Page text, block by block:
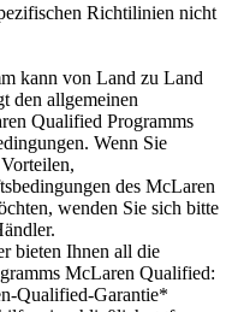
Richtilinien nicht
kann von Land zu Land
den allgemeinen
Qualified Programms
Wenn Sie
des McLaren
wenden Sie sich bitte
bieten Ihnen all die
McLaren Qualified:
Qualified-Garantie*